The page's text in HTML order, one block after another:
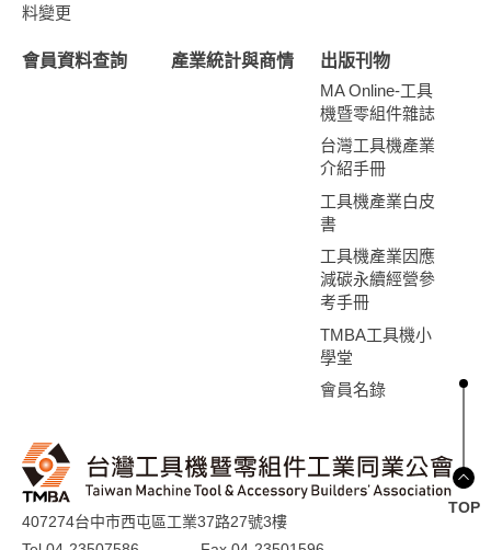
料變更
會員資料查詢 產業統計與商情
出版刊物
MA Online-工具
機暨零組件雜誌
台灣工具機產業
介紹手冊
工具機產業白皮
書
工具機產業因應
減碳永續經營參
考手冊
TMBA工具機小
學堂
會員名錄
407274台中市西屯區工業37路27號3樓
TOP